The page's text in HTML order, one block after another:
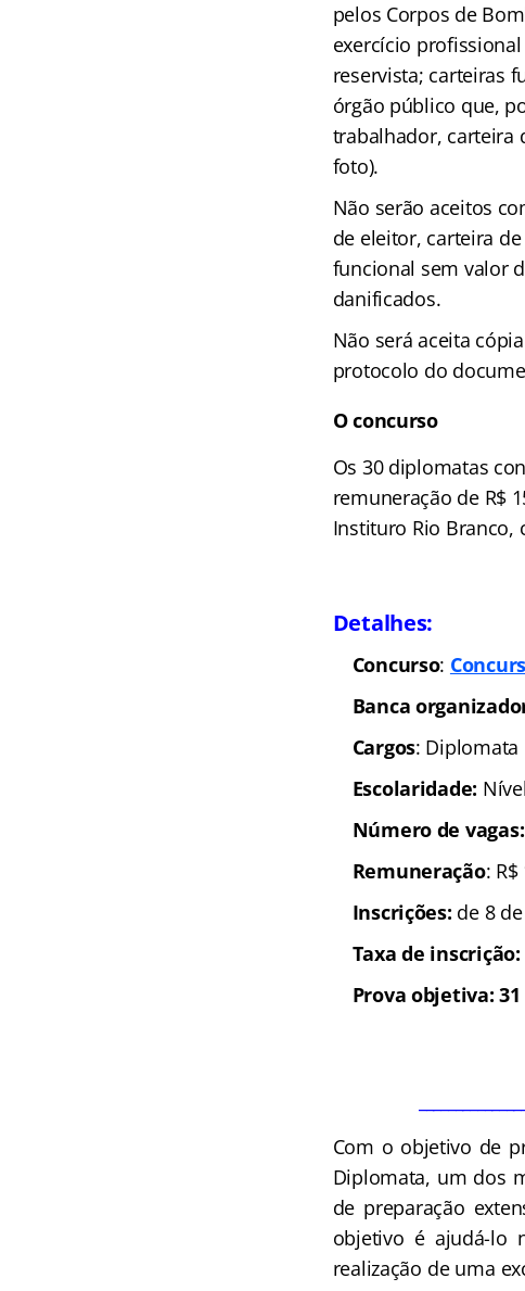
pelos Corpos de
exercício
reservista; carteiras
órgão público que,
trabalhador, carteira
foto).
Não serão aceitos
de eleitor, carteira
funcional sem valor
danificados.
Não será aceita
protocolo do
O concurso
Os 30 diplomatas
remuneração de R$
Instituro Rio Branco,
Detalhes:
Concurso:
Banca
Cargos: Diplomata
Escolaridade:
Número de
Remuneração:
Inscrições: de 8
Taxa de inscrição:
Prova objetiva: 31
Com o objetivo de
Diplomata, um dos
de preparação
objetivo é ajudá-lo
realização de uma